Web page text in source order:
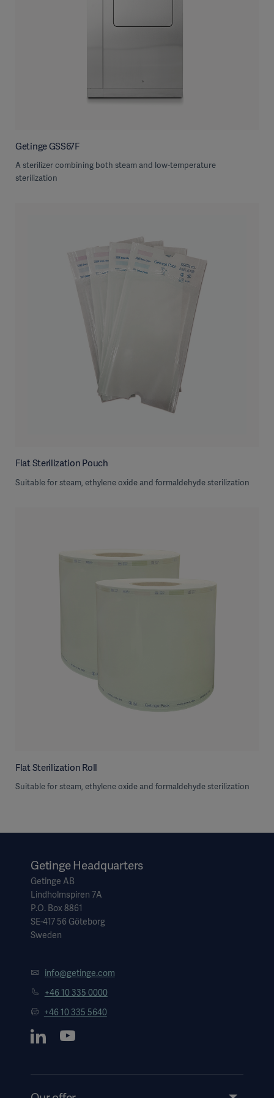
Getinge GSS67F
A sterilizer combining both steam and low-temperature
sterilization
Flat Sterilization Pouch
Suitable for steam, ethylene oxide and formaldehyde sterilization
Flat Sterilization Roll
Suitable for steam, ethylene oxide and formaldehyde sterilization
Getinge Headquarters
Getinge AB
Lindholmspiren 7A
P.O. Box 8861
SE-417 56 Göteborg
Sweden
info@getinge.com
+46 10 335 0000
+46 10 335 5640